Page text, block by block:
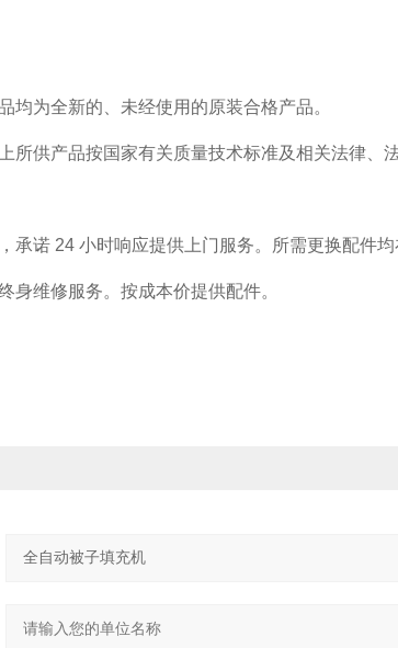
均为全新的、未经使用的原装合格产品。
所供产品按国家有关质量技术标准及相关法
承诺 24 小时响应提供上门服务。所需更换配件
身维修服务。按成本价提供配件。